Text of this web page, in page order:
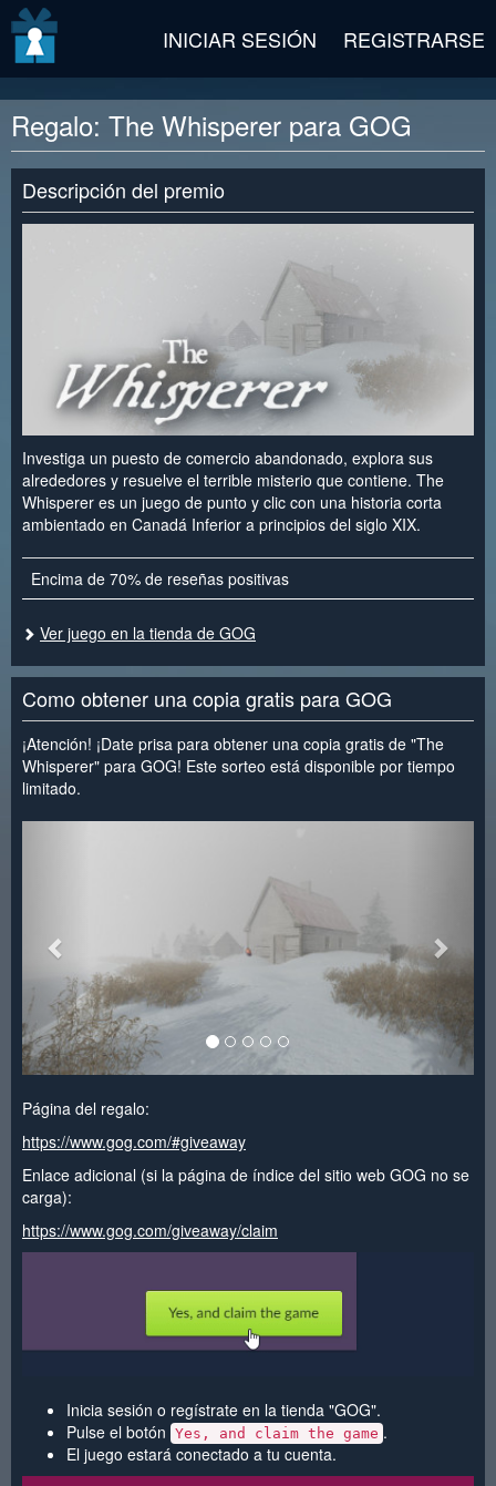
INICIAR SESIÓN REGISTRARSE
Regalo: The Whisperer para GOG
Descripción del premio
Investiga un puesto de comercio abandonado, explora sus
alrededores y resuelve el terrible misterio que contiene. The
Whisperer es un juego de punto y clic con una historia corta
ambientado en Canadá Inferior a principios del siglo XIX.
Encima de 70% de reseñas positivas
Ver juego en la tienda de GOG
Como obtener una copia gratis para GOG
¡Atención! ¡Date prisa para obtener una copia gratis de "The
Whisperer" para GOG! Este sorteo está disponible por tiempo
limitado.
Página del regalo:
https://www.gog.com/#giveaway
Enlace adicional (si la página de índice del sitio web GOG no se
carga):
https://www.gog.com/giveaway/claim
Inicia sesión o regístrate en la tienda "GOG".
Pulse el botón Yes, and claim the game .
El juego estará conectado a tu cuenta.